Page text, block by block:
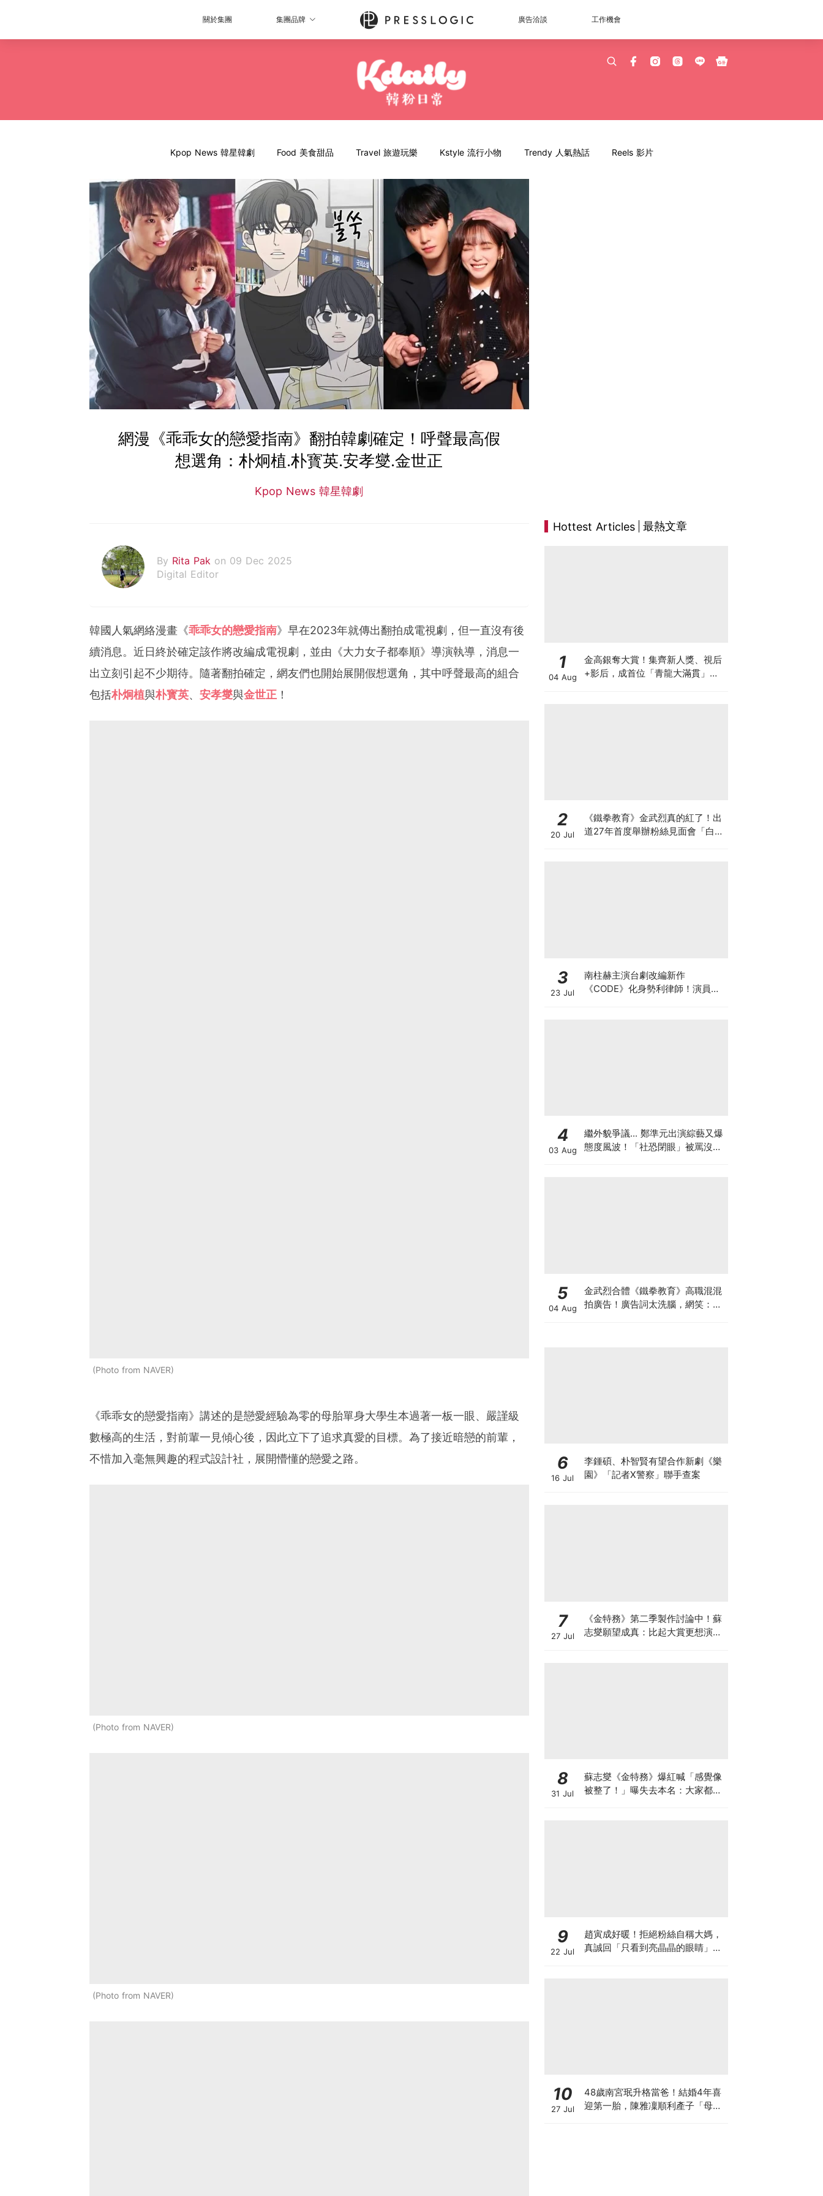
關於集團 集團品牌 廣告洽談 工作機會
Kpop News 韓星韓劇 Food 美食甜品 Travel 旅遊玩樂 Kstyle 流行小物 Trendy 人氣熱話 Reels 影片
網漫《乖乖女的戀愛指南》翻拍韓劇確定！呼聲最高假
想選角：朴炯植.朴寳英.安孝燮.金世正
Kpop News 韓星韓劇
By Rita Pak on 09 Dec 2025
Digital Editor
韓國人氣網絡漫畫《乖乖女的戀愛指南》早在2023年就傳出翻拍成電視劇，但一直沒有後
續消息。近日終於確定該作將改編成電視劇，並由《大力女子都奉順》導演執導，消息一
出立刻引起不少期待。隨著翻拍確定，網友們也開始展開假想選角，其中呼聲最高的組合
包括朴炯植與朴寳英、 安孝燮與金世正！
Photo from NAVER
《乖乖女的戀愛指南》講述的是戀愛經驗為零的母胎單身大學生本過著一板一眼、嚴謹級
數極高的生活，對前輩一見傾心後，因此立下了追求真愛的目標。為了接近暗戀的前輩，
不惜加入毫無興趣的程式設計社，展開懵懂的戀愛之路。
Photo from NAVER
Photo from NAVER
Hottest Articles 最熱文章
1
04 Aug
金高銀奪大賞！集齊新人獎、視后
+影后，成首位「青龍大滿貫」得
2
20 Jul
《鐵拳教育》金武烈真的紅了！出
道27年首度舉辦粉絲見面會「白西
3
23 Jul
南柱赫主演台劇改編新作
《CODE》化身勢利律師！演員陣
4
03 Aug
繼外貌爭議... 鄭準元出演綜藝又爆
態度風波！「社恐閉眼」被罵沒誠
5
04 Aug
金武烈合體《鐵拳教育》高職混混
拍廣告！廣告詞太洗腦，網笑：像
6
16 Jul
李鍾碩、朴智賢有望合作新劇《樂
園》「記者X警察」聯手查案
7
27 Jul
《金特務》第二季製作討論中！蘇
志燮願望成真：比起大賞更想演續
8
31 Jul
蘇志燮《金特務》爆紅喊「感覺像
被整了！」曝失去本名：大家都叫
9
22 Jul
趙寅成好暖！拒絕粉絲自稱大媽，
真誠回「只看到亮晶晶的眼睛」網
10
27 Jul
48歲南宮珉升格當爸！結婚4年喜
迎第一胎，陳雅凜順利產子「母子